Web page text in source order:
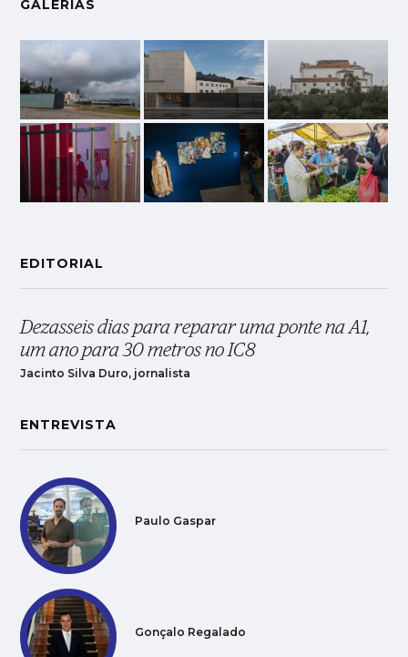
GALERIAS
EDITORIAL
Dezasseis dias para reparar uma ponte na A1,
um ano para 30 metros no IC8
Jacinto Silva Duro, jornalista
ENTREVISTA
Paulo Gaspar
Gonçalo Regalado